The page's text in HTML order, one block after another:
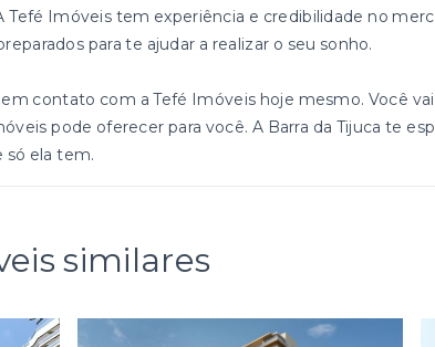
Tefé Imóveis tem experiência e credibilidade no
para te ajudar a realizar o seu sonho.
contato com a Tefé Imóveis hoje mesmo. Você
pode oferecer para você. A Barra da Tijuca te
só ela tem.
similares